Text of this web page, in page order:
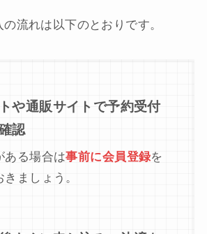
流れは以下のとおりです。
や通販サイトで予約受付
認
ある場合は事前に会員登録を
ましょう。